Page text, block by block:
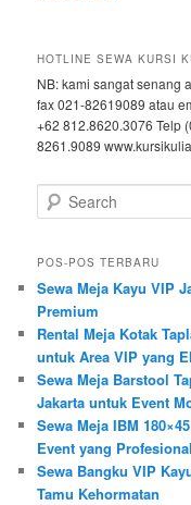
HOTLINE SEWA KURSI
NB: kami sangat senang
fax 021-82619089 atau
+62 812.8620.3076 Telp
8261.9089
Search
POS-POS TERBARU
Sewa Meja Kayu VIP
Premium
Rental Meja Kotak
untuk Area VIP yang
Sewa Meja Barstool
Jakarta untuk Event
Sewa Meja IBM
Event yang Profesional
Sewa Bangku VIP
Tamu Kehormatan